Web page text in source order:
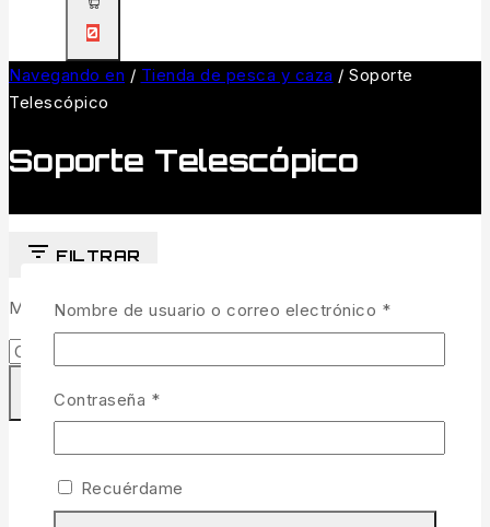
0
Navegando en / Tienda de pesca y caza / Soporte
Telescópico
Soporte Telescópico
FILTRAR
Mostrando el único resultado
Nombre de usuario o correo electrónico *Obligatorio
Contraseña *Obligatorio
Recuérdame